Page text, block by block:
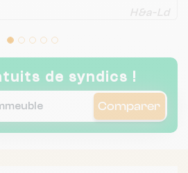
H&a-Ld
de syndics !
Comparer